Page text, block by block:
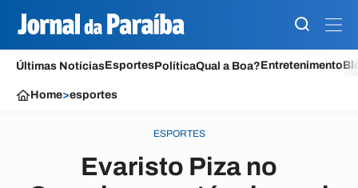
Últimas NotíciasEsportesPolíticaQual a Boa?Entretenimento
Home>esportes
ESPORTES
Evaristo Piza no